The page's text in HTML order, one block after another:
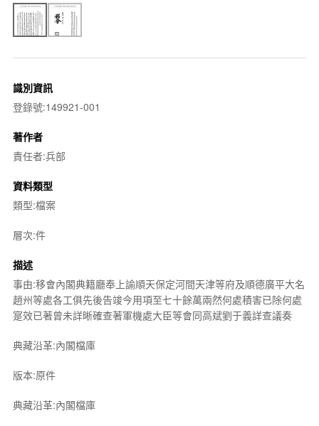
識別資訊
登錄號:149921-001
著作者
責任者:兵部
資料類型
類型:檔案
層次:件
描述
事由:移會內閣典籍廳奉上諭順天保定河間天津等府及順德廣平大名
趙州等處各工俱先後告竣今用項至七十餘萬兩然何處積害已除何處
寔效已著曾未詳晰確查著軍機處大臣等會同高斌劉于義詳查議奏
典藏沿革:內閣檔庫
版本:原件
典藏沿革:內閣檔庫